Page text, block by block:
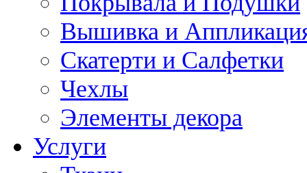
Вышивка и
Скатерти и Салфетки
Чехлы
Элементы декора
Услуги